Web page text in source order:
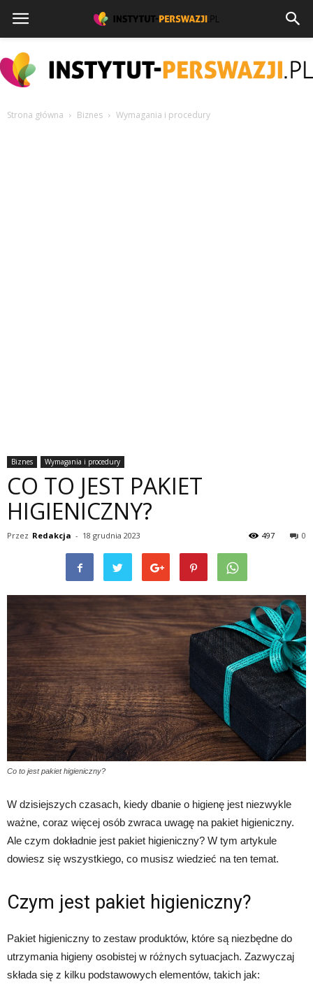
instytut-
Strona główna Biznes Wymagania i procedury
Biznes Wymagania i procedury
CO TO JEST PAKIET
HIGIENICZNY?
Przez Redakcja - 18 grudnia 2023 0
497
Co to jest pakiet higieniczny?
W dzisiejszych czasach, kiedy dbanie o higienę jest niezwykle
ważne, coraz więcej osób zwraca uwagę na pakiet higieniczny.
Ale czym dokładnie jest pakiet higieniczny? W tym artykule
dowiesz się wszystkiego, co musisz wiedzieć na ten temat.
Czym jest pakiet higieniczny?
Pakiet higieniczny to zestaw produktów, które są niezbędne do
utrzymania higieny osobistej w różnych sytuacjach. Zazwyczaj
składa się z kilku podstawowych elementów, takich jak: